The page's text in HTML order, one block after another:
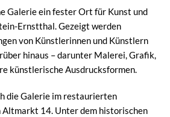
Galerie ein fester Ort für Kunst und
Ernstthal. Gezeigt werden
von Künstlerinnen und Künstlern
hinaus – darunter Malerei, Grafik,
künstlerische Ausdrucksformen.
die Galerie im restaurierten
Altmarkt 14. Unter dem historischen